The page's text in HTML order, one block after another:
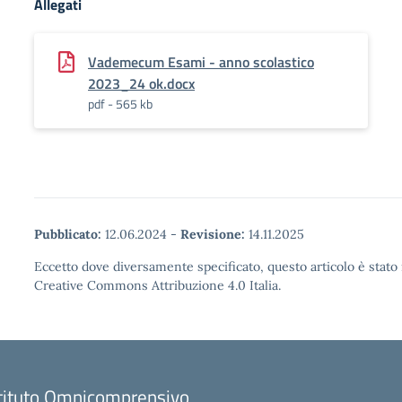
Allegati
Vademecum Esami - anno scolastico
2023_24 ok.docx
pdf - 565 kb
Pubblicato: 12.06.2024 - Revisione: 14.11.2025
Eccetto dove diversamente specificato, questo articolo è
Creative Commons Attribuzione 4.0 Italia.